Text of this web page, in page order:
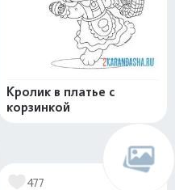
Кролик в платье с
корзинкой
477